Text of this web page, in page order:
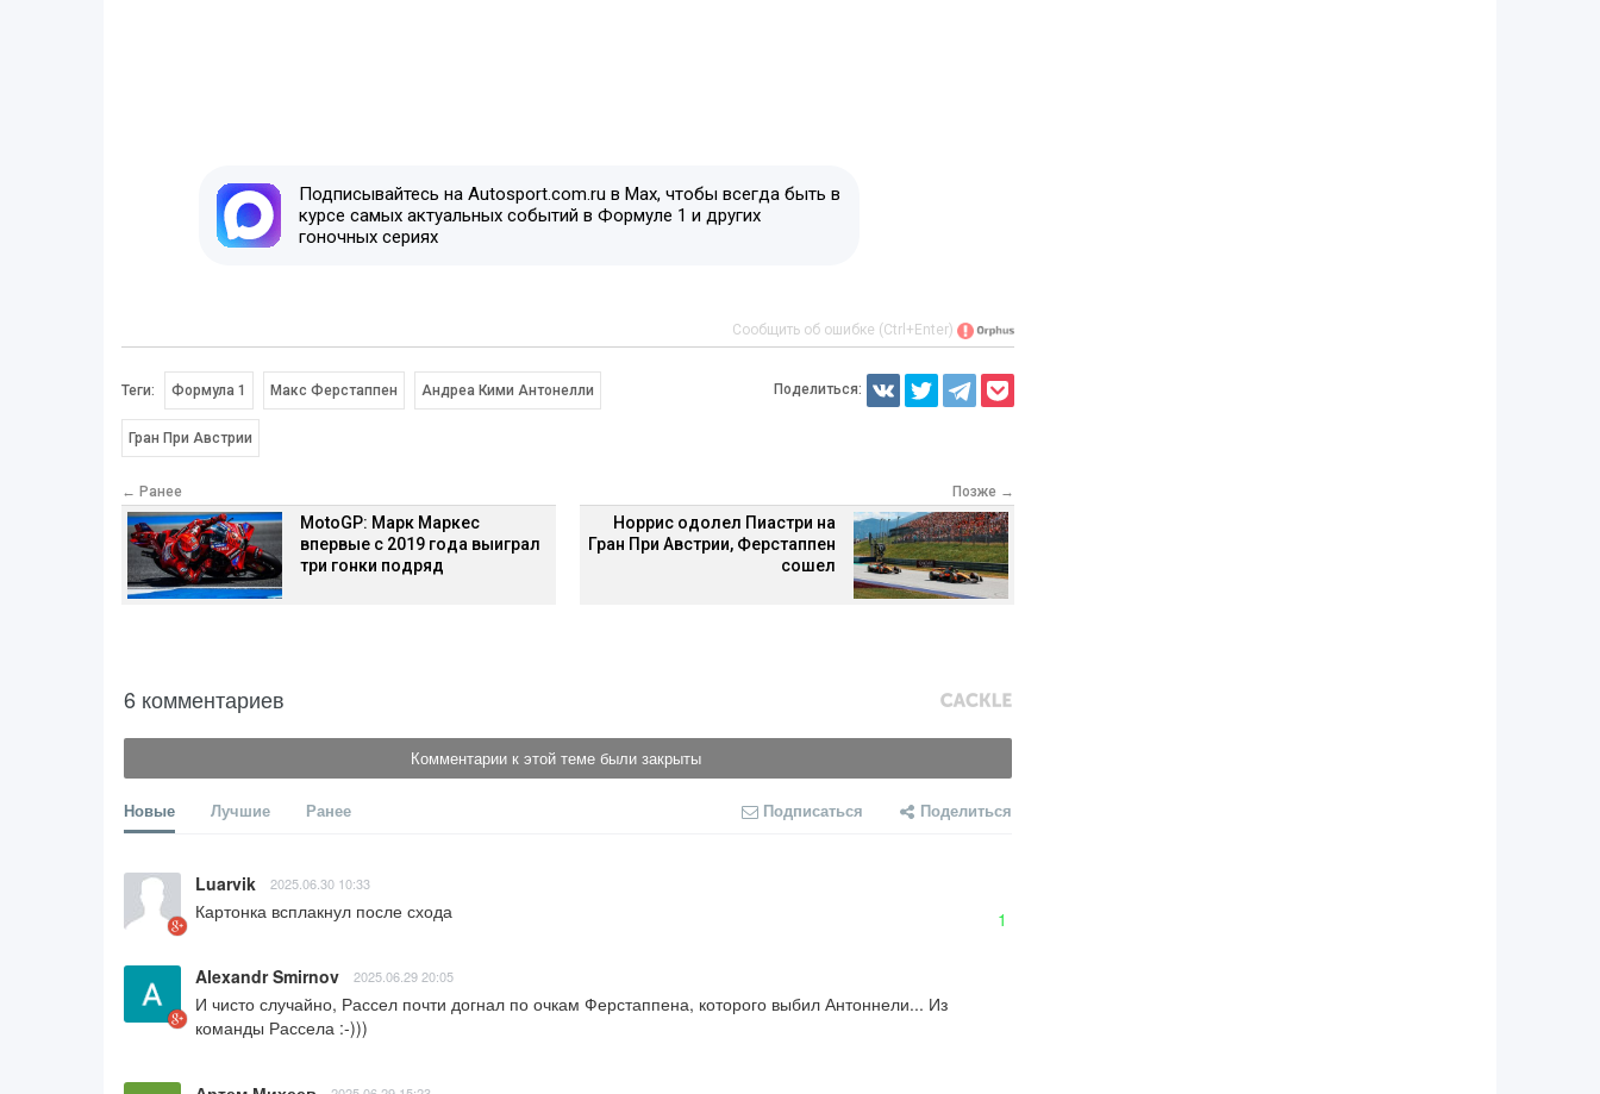
Подписывайтесь на Autosport.com.ru в Max, чтобы всегда быть в
курсе самых актуальных событий в Формуле 1 и других
гоночных сериях
Сообщить об ошибке (Ctrl+Enter)
Теги: Формула 1 Макс Ферстаппен Андреа Кими Антонелли
Гран При Австрии
Поделиться:
← Ранее
MotoGP: Марк Маркес
впервые с 2019 года выиграл
три гонки подряд
Позже →
Норрис одолел Пиастри на
Гран При Австрии, Ферстаппен
сошел
6 комментариев
Комментарии к этой теме были закрыты
Новые Лучшие Ранее Подписаться Поделиться
Luarvik 2025.06.30 10:33
Картонка всплакнул после схода 1
Alexandr Smirnov 2025.06.29 20:05
И чисто случайно, Рассел почти догнал по очкам Ферстаппена, которого выбил Антоннели... Из
команды Рассела :-)))